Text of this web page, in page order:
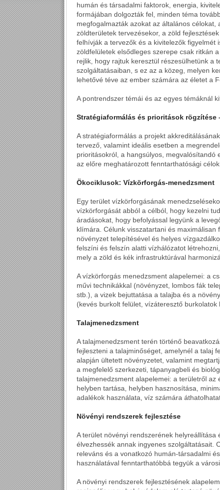
humán és társadalmi faktorok, energia,
formájában dolgozták fel, minden téma
megfogalmazták azokat az általános
zöldterületek tervezésekor, a zöld
felhívják a tervezők és a kivitelezők figyelmét
zöldfelületek elsődleges szerepe csak ritkán
rejlik, hogy rajtuk keresztül részesülhetünk a
szolgáltatásaiban, s ez az a közeg, melyen
lehetővé téve az ember számára az életet a
A pontrendszer témái és az egyes témáknál
Stratégiaformálás és prioritások
A stratégiaformálás a projekt
tervező, valamint ideális esetben a
prioritásokról, a hangsúlyos,
az előre meghatározott fenntarthatósági
Ökociklusok: Vízkörforgás-menedzsment
Egy terület vízkörforgásának
vízkörforgását abból a célból, hogy kezelni
áradásokat, hogy befolyással legyünk a
klímára. Célunk visszatartani és
növényzet telepítésével és helyes
felszíni és felszín alatti vízhálózatot
mely a zöld és kék infrastruktúrával
A vízkörforgás menedzsment alapelemei: a
művi technikákkal (növényzet, lombos fák
stb.), a vizek bejuttatása a talajba és a
(kevés burkolt felület, vízáteresztő burkolatok
Talajmenedzsment
A talajmenedzsment terén történő
fejleszteni a talajminőséget, amelynél a talaj
alapján ültetett növényzetet, valamint
a megfelelő szerkezeti, tápanyagbeli és
talajmenedzsment alapelemei: a területről
helyben tartása, helyben hasznosítása,
adalékok használata, víz számára
Növényi rendszerek fejlesztése
A terület növényi rendszerének
élvezhessék annak ingyenes szolgáltatásait.
releváns és a vonatkozó humán-társadalmi
használatával fenntarthatóbbá tegyük a
A növényi rendszerek fejlesztésének